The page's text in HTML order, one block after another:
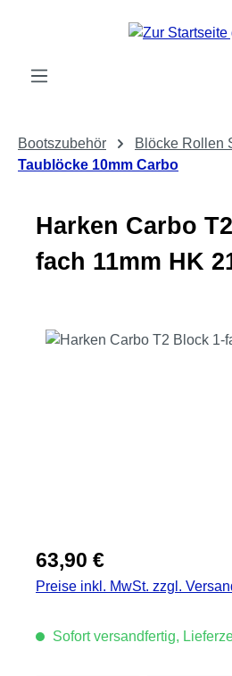
Zum Hauptinhalt springen
Bootszubehör
Blöcke Rollen
Taublöcke 10mm Carbo
Harken Carbo
fach 11mm HK
Bildergalerie überspringen
Regulärer Preis:
63,90 €
Preise inkl. MwSt. zzgl.
Sofort versandfertig,